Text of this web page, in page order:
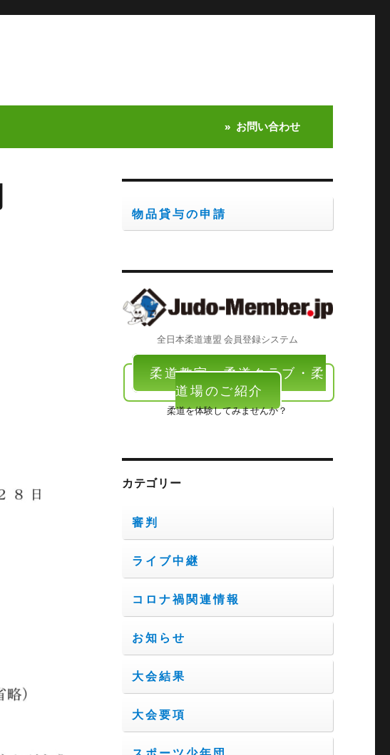
お問い合わせ
物品貸与の申請
全日本柔道連盟 会員登録システム
柔道教室・柔道クラブ・柔
道場のご紹介
柔道を体験してみませんか？
カテゴリー
審判
ライブ中継
コロナ禍関連情報
お知らせ
大会結果
大会要項